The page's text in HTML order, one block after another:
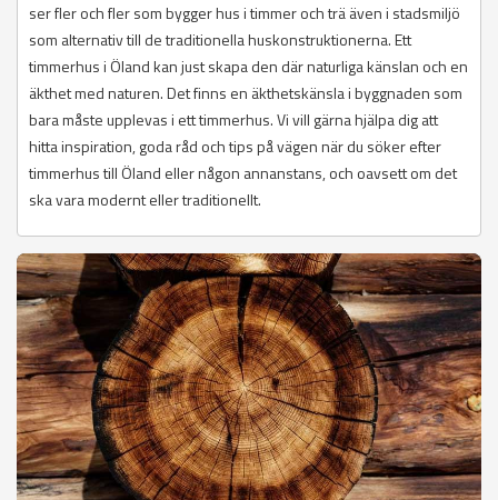
ser fler och fler som bygger hus i timmer och trä även i stadsmiljö
som alternativ till de traditionella huskonstruktionerna. Ett
timmerhus i Öland kan just skapa den där naturliga känslan och en
äkthet med naturen. Det finns en äkthetskänsla i byggnaden som
bara måste upplevas i ett timmerhus. Vi vill gärna hjälpa dig att
hitta inspiration, goda råd och tips på vägen när du söker efter
timmerhus till Öland eller någon annanstans, och oavsett om det
ska vara modernt eller traditionellt.